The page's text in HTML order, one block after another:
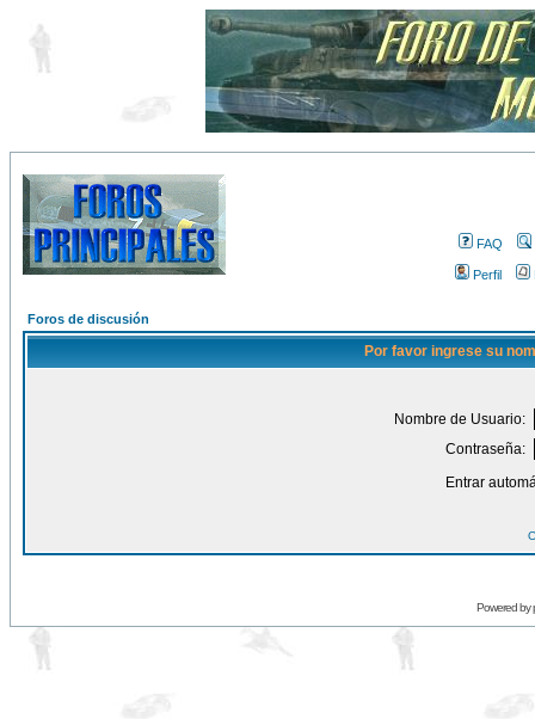
FAQ
Perfil
Foros de discusión
Por favor ingrese su
Nombre de Usuario:
Contraseña:
Entrar
Powered by